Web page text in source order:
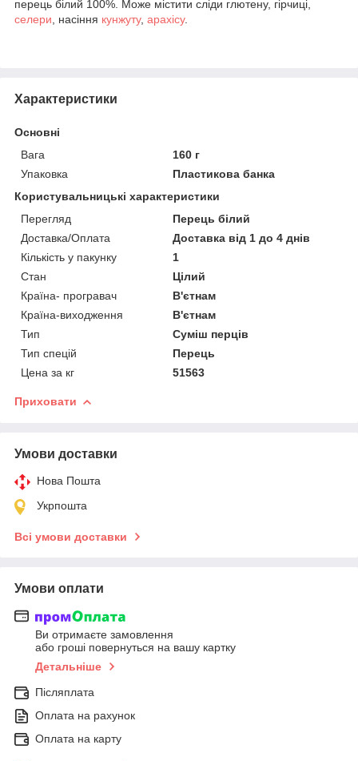
перець білий 100%. Може містити сліди глютену, гірчиці,
селери , насіння кунжуту, арахісу.
Характеристики
Основні
Вага
160 г
Упаковка
Пластикова банка
Користувальницькі характеристики
Перегляд
Перець білий
Доставка/Оплата
Доставка від 1 до 4 днів
Кількість у пакунку
1
Стан
Цілий
Країна- програвач
В'єтнам
Країна-виходження
В'єтнам
Тип
Суміш перців
Тип спецій
Перець
Цена за кг
51563
Приховати
Умови доставки
Нова Пошта
Укрпошта
Всі умови доставки
Умови оплати
Ви отримаєте замовлення
або гроші повернуться на вашу картку
Детальніше
Післяплата
Оплата на рахунок
Оплата на карту